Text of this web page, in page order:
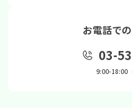
お電話で
03-
9:00-18:00